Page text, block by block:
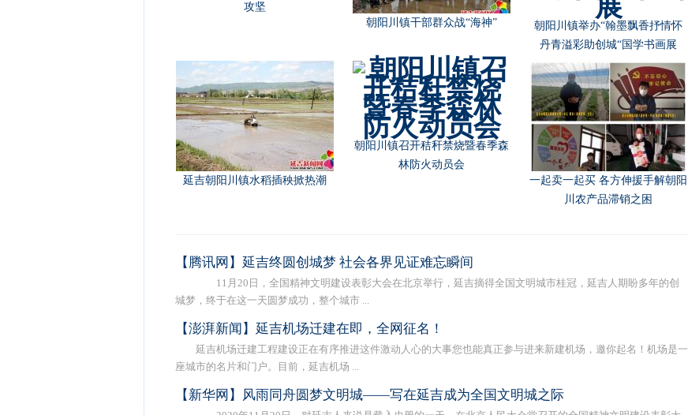
攻坚
朝阳川镇干部群众战“海神”
朝阳川镇举办“翰墨飘香抒情怀
丹青溢彩助创城“国学书画展
延吉朝阳川镇水稻插秧掀热潮
朝阳川镇召开秸秆禁烧暨春季森
林防火动员会
一起卖一起买 各方伸援手解朝阳
川农产品滞销之困
【腾讯网】延吉终圆创城梦 社会各界见证难忘瞬间
11月20日，全国精神文明建设表彰大会在北京举行，延吉摘得全国文明城市桂冠，延吉人期盼多年的创
城梦，终于在这一天圆梦成功，整个城市 ...
【澎湃新闻】延吉机场迁建在即，全网征名！
延吉机场迁建工程建设正在有序推进这件激动人心的大事您也能真正参与进来新建机场，邀你起名！机场是一
座城市的名片和门户。目前，延吉机场 ...
【新华网】风雨同舟圆梦文明城——写在延吉成为全国文明城之际